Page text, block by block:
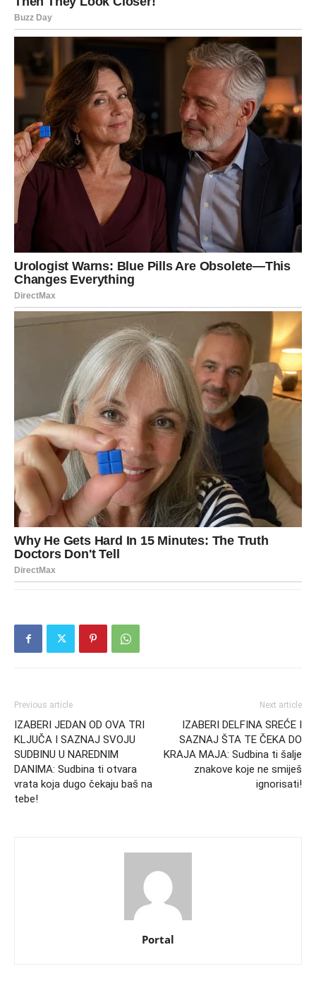
Previous article
IZABERI JEDAN OD OVA TRI
KLJUČA I SAZNAJ SVOJU
SUDBINU U NAREDNIM
DANIMA: Sudbina ti otvara
vrata koja dugo čekaju baš na
tebe!
Next article
IZABERI DELFINA SREĆE I
SAZNAJ ŠTA TE ČEKA DO
KRAJA MAJA: Sudbina ti šalje
znakove koje ne smiješ
ignorisati!
Portal